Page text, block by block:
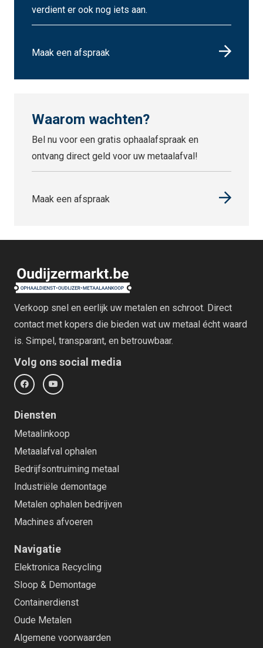
verdient er ook nog iets aan.
Maak een afspraak
Waarom wachten?
Bel nu voor een gratis ophaalafspraak en
ontvang direct geld voor uw metaalafval!
Maak een afspraak
Verkoop snel en eerlijk uw metalen en schroot. Direct
contact met kopers die bieden wat uw metaal écht waard
is. Simpel, transparant, en betrouwbaar.
Volg ons social media
Diensten
Metaalinkoop
Metaalafval ophalen
Bedrijfsontruiming metaal
Industriële demontage
Metalen ophalen bedrijven
Machines afvoeren
Navigatie
Elektronica Recycling
Sloop & Demontage
Containerdienst
Oude Metalen
Algemene voorwaarden